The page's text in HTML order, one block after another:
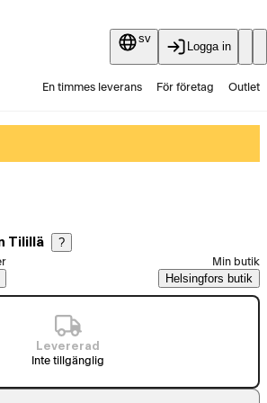
sv
Logga in
En timmes leverans För företag Outlet
Tilillä ?
Min butik
Helsingfors butik
Levererad
Inte tillgänglig